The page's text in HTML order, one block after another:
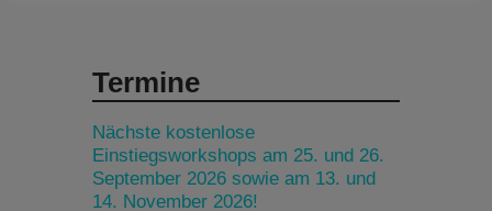
Termine
Nächste kostenlose
Einstiegsworkshops am 25. und 26.
September 2026 sowie am 13. und
14. November 2026!